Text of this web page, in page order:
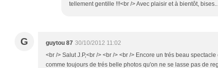
tellement gentille !!!<br /> Avec plaisir et à bientôt,
G guytou 87 30/10/2012 11:02
<br /> Salut J.P,<br /> <br /> <br /> Encore un trés beau
comme toujours de trés belle photos qu'on ne se lasse pas de